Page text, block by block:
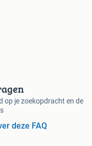
op je zoekopdracht en de
deze FAQ